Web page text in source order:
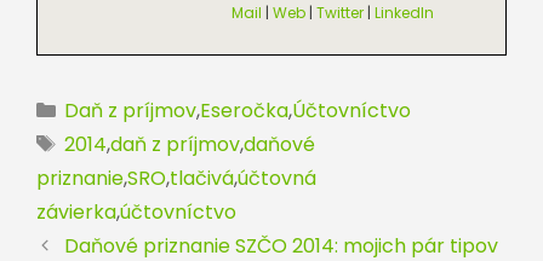
Mail | Web | Twitter | LinkedIn
Kategórie
Daň z príjmov,Eseročka,Účtovníctvo
Značky
2014,daň z príjmov,daňové
priznanie,SRO,tlačivá,účtovná
závierka,účtovníctvo
Daňové priznanie SZČO 2014: mojich pár tipov